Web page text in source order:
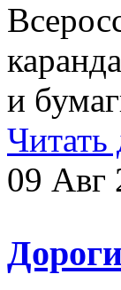
и
Читать
09 Авг